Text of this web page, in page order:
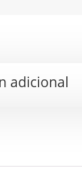
adicional